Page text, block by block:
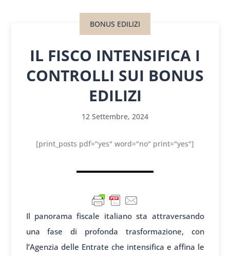
BONUS EDILIZI
IL FISCO INTENSIFICA I
CONTROLLI SUI BONUS
EDILIZI
12 Settembre, 2024
[print_posts pdf="yes" word="no" print="yes"]
Il panorama fiscale italiano sta attraversando
una fase di profonda trasformazione, con
l’Agenzia delle Entrate che intensifica e affina le